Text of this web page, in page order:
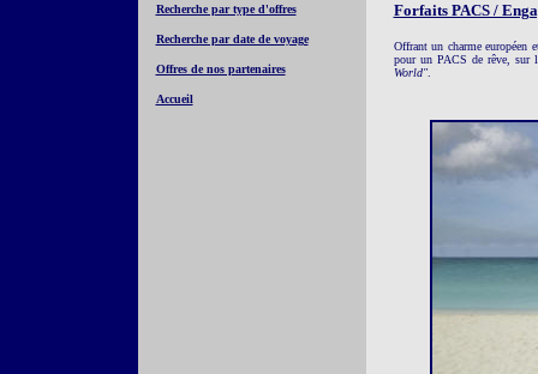
Recherche par type d'offres
Recherche par date de voyage
Offres de nos partenaires
Accueil
Forfaits PACS /
Offrant un charme européen
pour un PACS de rêve, sur
World".